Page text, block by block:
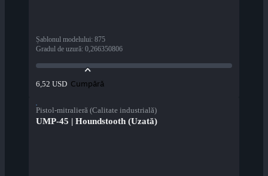
Șablonul modelului: 875
Gradul de uzură: 0,266350806
6,52 USD Cumpără
Pistol-mitralieră (Calitate industrială)
UMP-45 | Houndstooth (Uzată)